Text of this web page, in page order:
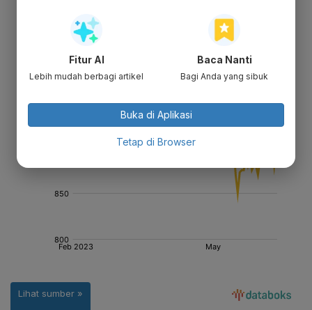
Fitur AI
Lebih mudah berbagi artikel
Baca Nanti
Bagi Anda yang sibuk
Buka di Aplikasi
Tetap di Browser